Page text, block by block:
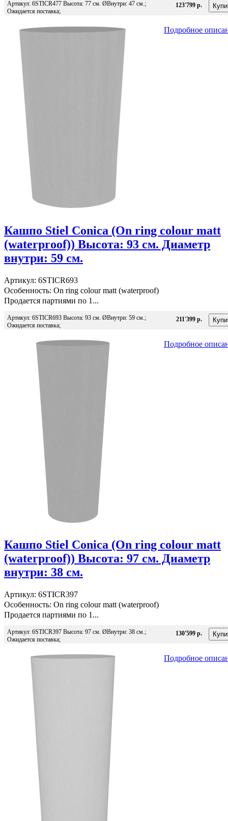
Артикул: 6STICR477 Высота: 77 см. ØВнутри: 47 см.;
Ожидается поставка;
123'799 р.
Подробное
Кашпо Stiel Conica (On ring colour matt
(waterproof)) Высота: 93 см. Диаметр
внутри: 59 см.
Артикул: 6STICR693
Особенность: On ring colour matt (waterproof)
Продается партиями по 1...
Артикул: 6STICR693 Высота: 93 см. ØВнутри: 59 см.;
Ожидается поставка;
211'399 р.
Подробное
Кашпо Stiel Conica (On ring colour matt
(waterproof)) Высота: 97 см. Диаметр
внутри: 38 см.
Артикул: 6STICR397
Особенность: On ring colour matt (waterproof)
Продается партиями по 1...
Артикул: 6STICR397 Высота: 97 см. ØВнутри: 38 см.;
Ожидается поставка;
130'599 р.
Подробное